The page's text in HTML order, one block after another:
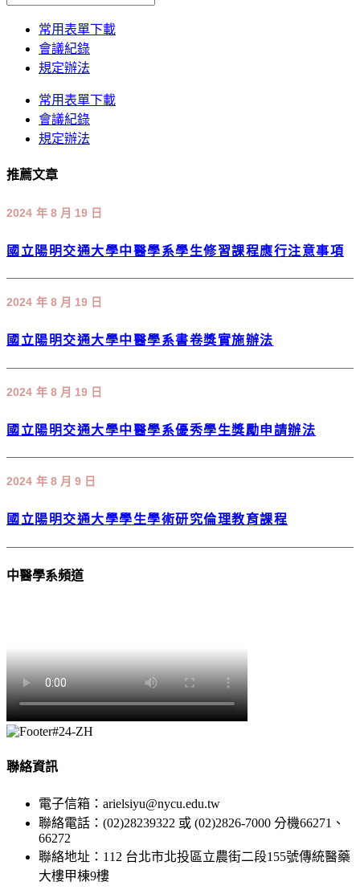
常用表單下載
會議紀錄
規定辦法
常用表單下載
會議紀錄
規定辦法
推薦文章
2024 年 8 月 19 日
國立陽明交通大學中醫學系學生修習課程應行注意事項
2024 年 8 月 19 日
國立陽明交通大學中醫學系書卷獎實施辦法
2024 年 8 月 19 日
國立陽明交通大學中醫學系優秀學生獎勵申請辦法
2024 年 8 月 9 日
國立陽明交通大學學生學術研究倫理教育課程
中醫學系頻道
聯絡資訊
電子信箱：arielsiyu@nycu.edu.tw
聯絡電話：(02)28239322 或 (02)2826-7000 分機66271、
66272
聯絡地址：112 台北市北投區立農街二段155號傳統醫藥
大樓甲棟9樓